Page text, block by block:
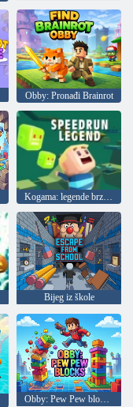
Obby: Pronađi Brainrot
Kogama: legende brzine
Bijeg iz škole
Obby: Pew Pew blokovi